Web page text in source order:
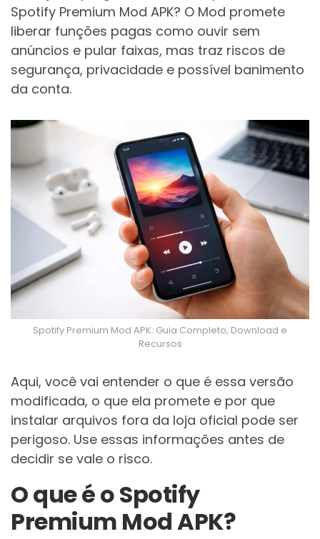
Spotify Premium Mod APK? O Mod promete
liberar funções pagas como ouvir sem
anúncios e pular faixas, mas traz riscos de
segurança, privacidade e possível banimento
da conta.
Spotify Premium Mod APK: Guia Completo, Download e
Recursos
Aqui, você vai entender o que é essa versão
modificada, o que ela promete e por que
instalar arquivos fora da loja oficial pode ser
perigoso. Use essas informações antes de
decidir se vale o risco.
O que é o Spotify
Premium Mod APK?